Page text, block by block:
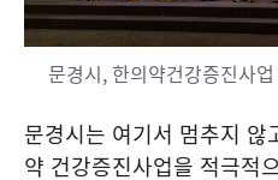
문경시, 한의약건강증진사
문경시는 여기서 멈추지 않
약 건강증진사업을 적극적